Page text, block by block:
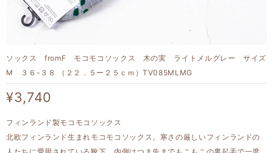
ソックス fromF モコモコソックス 木の実 ライトメルグレー サイズ
M ３６-３８ （２２．５ー２５ｃｍ）TV085MLMG
¥3,740
フィンランド製モコモコソックス
北欧フィンランド生まれモコモコソックス。寒さの厳しいフィンランドの